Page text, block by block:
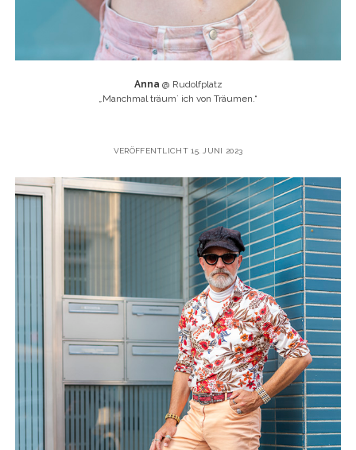
Anna @ Rudolfplatz
Manchmal träum` ich von Träumen.“
VERÖFFENTLICHT 15. JUNI 2023